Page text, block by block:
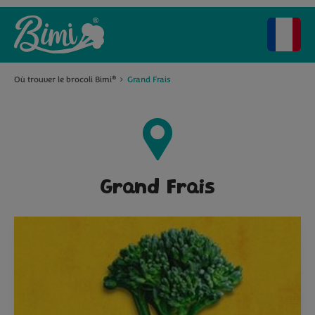
Où trouver le brocoli Bimi® Grand Frais
Grand Frais